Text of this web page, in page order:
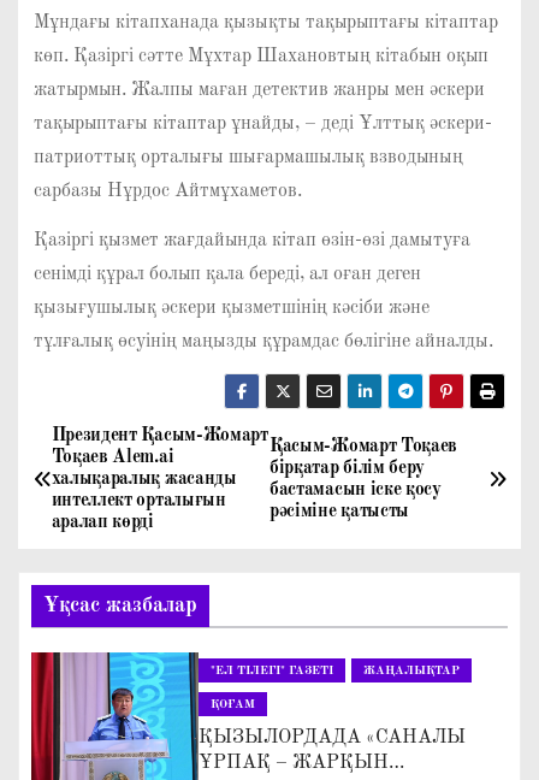
Мұндағы кітапханада қызықты тақырыптағы кітаптар
көп. Қазіргі сәтте Мұхтар Шахановтың кітабын оқып
жатырмын. Жалпы маған детектив жанры мен әскери
тақырыптағы кітаптар ұнайды, – деді Ұлттық әскери-
патриоттық орталығы шығармашылық взводының
сарбазы Нұрдос Айтмұхаметов.
Қазіргі қызмет жағдайында кітап өзін-өзі дамытуға
сенімді құрал болып қала береді, ал оған деген
қызығушылық әскери қызметшінің кәсіби және
тұлғалық өсуінің маңызды құрамдас бөлігіне айналды.
Н
и
г
а
ц
Қасым-Жомарт Тоқаев
бірқатар білім беру
бастамасын іске қосу
рәсіміне қатысты
Президент Қасым-Жомарт
Тоқаев Alem.ai
халықаралық жасанды
интеллект орталығын
аралап көрді
Ұқсас жазбалар
"ЕЛ ТІЛЕГІ" ГАЗЕТІ ЖАҢАЛЫҚТАР
ҚОҒАМ
ҚЫЗЫЛОРДАДА «САНАЛЫ
ҰРПАҚ – ЖАРҚЫН